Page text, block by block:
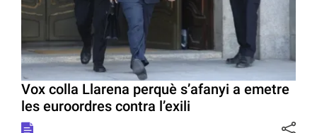
Vox colla Llarena perquè s’afanyi a emetre
les euroordres contra l’exili